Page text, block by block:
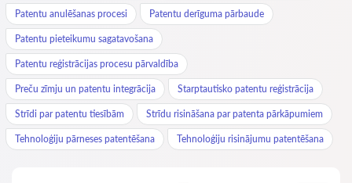
Patentu anulēšanas procesi Patentu derīguma pārbaude
Patentu pieteikumu sagatavošana
Patentu reģistrācijas procesu pārvaldība
Preču zīmju un patentu integrācija Starptautisko patentu reģistrācija
Strīdi par patentu tiesībām Strīdu risināšana par patenta pārkāpumiem
Tehnoloģiju pārneses patentēšana Tehnoloģiju risinājumu patentēšana